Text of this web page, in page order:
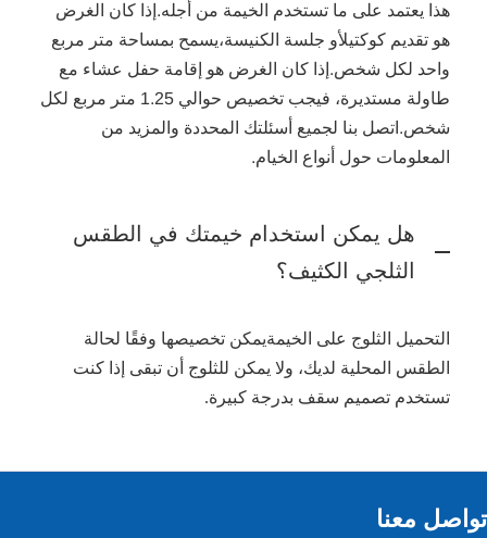
هذا يعتمد على ما تستخدم الخيمة من أجله. إذا كان الغرض
هو تقديم كوكتيلأو جلسة الكنيسة،يسمح بمساحة متر مربع
واحد لكل شخص. إذا كان الغرض هو إقامة حفل عشاء مع
طاولة مستديرة، فيجب تخصيص حوالي 1.25 متر مربع لكل
شخص. اتصل بنا لجميع أسئلتك المحددة والمزيد من
المعلومات حول أنواع الخيام.
هل يمكن استخدام خيمتك في الطقس
الثلجي الكثيف؟
التحميل الثلوج على الخيمةيمكن تخصيصها وفقًا لحالة
الطقس المحلية لديك، ولا يمكن للثلوج أن تبقى إذا كنت
تستخدم تصميم سقف بدرجة كبيرة.
تواصل معنا